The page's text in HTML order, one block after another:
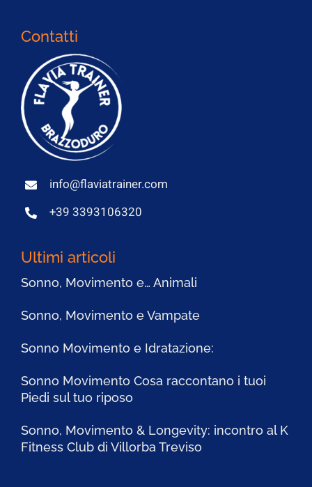
Contatti
info@flaviatrainer.com
+39 3393106320
Ultimi articoli
Sonno, Movimento e… Animali
Sonno, Movimento e Vampate
Sonno Movimento e Idratazione:
Sonno Movimento Cosa raccontano i tuoi
Piedi sul tuo riposo
Sonno, Movimento & Longevity: incontro al K
Fitness Club di Villorba Treviso